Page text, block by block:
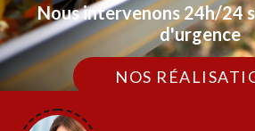
Nous intervenons 24h/24
d'urgence
NOS